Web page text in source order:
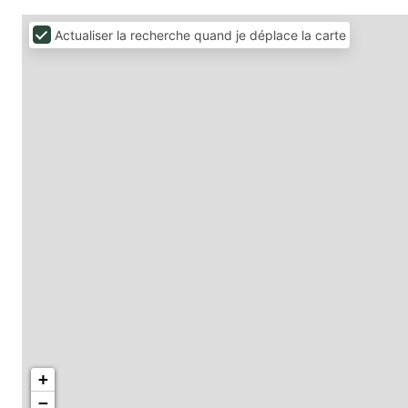
+
−
Actualiser la recherche quand je déplace la carte